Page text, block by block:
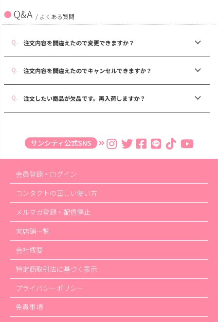
Q&A / よくある質問
注文内容を間違えたので変更できますか？
注文内容を間違えたのでキャンセルできますか？
注文したい商品が欠品です。再入荷しますか？
サンシティ公式SNS
会員登録・ログイン
コンタクトの正しい使い方
メルマガ登録・配信停止
実店舗一覧
会社概要
特定商取引法に基づく表示
プライバシーポリシー
免責事項